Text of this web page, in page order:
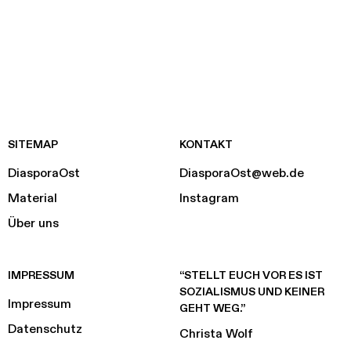
SITEMAP
DiasporaOst
Material
Über uns
KONTAKT
DiasporaOst@web.de
Instagram
IMPRESSUM
Impressum
Datenschutz
“STELLT EUCH VOR ES IST
SOZIALISMUS UND KEINER
GEHT WEG.”
Christa Wolf